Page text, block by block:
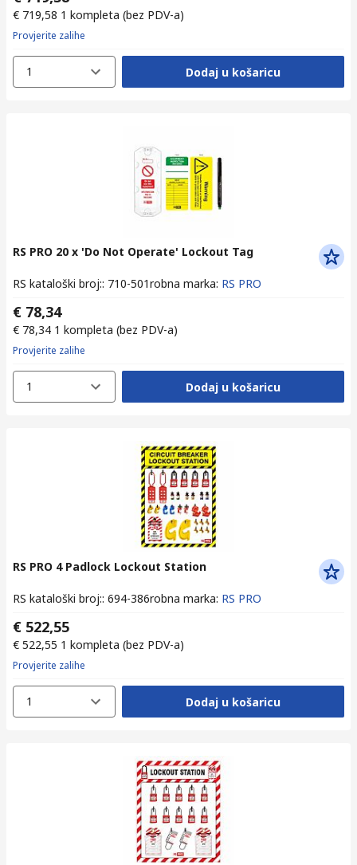
€ 719,58 1 kompleta (bez PDV-a)
Provjerite zalihe
1 Dodaj u košaricu
RS PRO 20 x 'Do Not Operate' Lockout Tag
RS kataloški broj:: 710-501robna marka: RS PRO
€ 78,34
€ 78,34 1 kompleta (bez PDV-a)
Provjerite zalihe
1 Dodaj u košaricu
RS PRO 4 Padlock Lockout Station
RS kataloški broj:: 694-386robna marka: RS PRO
€ 522,55
€ 522,55 1 kompleta (bez PDV-a)
Provjerite zalihe
1 Dodaj u košaricu